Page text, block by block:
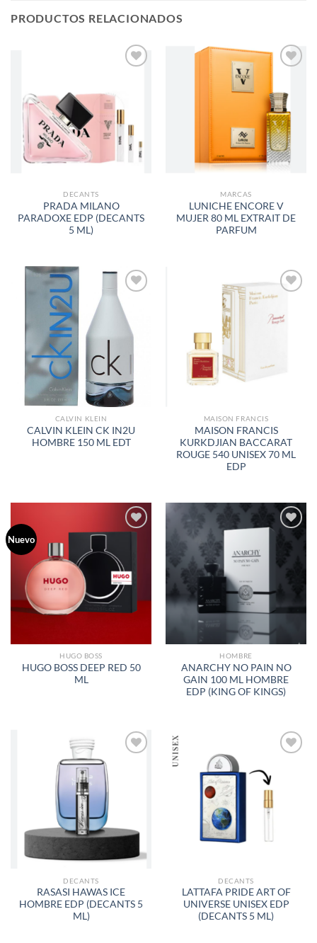
PRODUCTOS RELACIONADOS
LISTA
DESEOS
DECANTS
PRADA MILANO
PARADOXE EDP (DECANTS
5 ML)
AÑADIR
A LA
LISTA
DE
DESEOS
MARCAS
LUNICHE ENCORE V
MUJER 80 ML EXTRAIT DE
PARFUM
AÑADIR
A LA
LISTA
CALVIN KLEIN
CALVIN KLEIN CK IN2U
HOMBRE 150 ML EDT
A LA
LISTA
MAISON FRANCIS
MAISON FRANCIS
KURKDJIAN BACCARAT
ROUGE 540 UNISEX 70 ML
EDP
Nuevo
A LA
LISTA
DE
DESEOS
HUGO BOSS
HUGO BOSS DEEP RED 50
ML
LISTA
HOMBRE
ANARCHY NO PAIN NO
GAIN 100 ML HOMBRE
EDP (KING OF KINGS)
AÑADIR
LISTA
DESEOS
DECANTS
RASASI HAWAS ICE
HOMBRE EDP (DECANTS 5
ML)
A LA
LISTA
DE
DESEOS
DECANTS
LATTAFA PRIDE ART OF
UNIVERSE UNISEX EDP
(DECANTS 5 ML)